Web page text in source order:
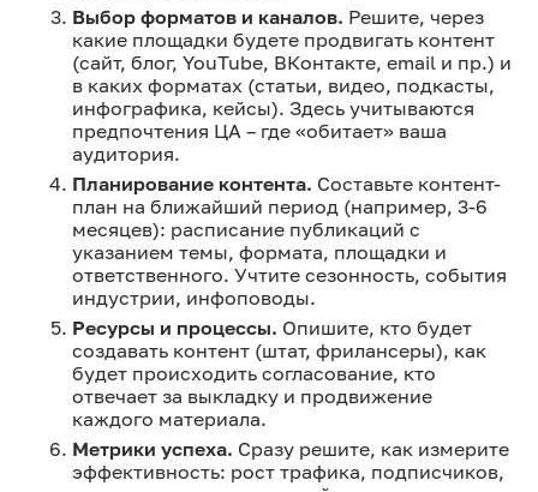
Выбор форматов и каналов. Решите, через
какие площадки будете продвигать контент
(сайт, блог, YouTube, ВКонтакте, email и пр.) и
в каких форматах (статьи, видео, подкасты,
инфографика, кейсы). Здесь учитываются
предпочтения ЦА – где «обитает» ваша
аудитория.
Планирование контента. Составьте контент-
план на ближайший период (например, 3-6
месяцев): расписание публикаций с
указанием темы, формата, площадки и
ответственного. Учтите сезонность, события
индустрии, инфоповоды.
Ресурсы и процессы. Опишите, кто будет
создавать контент (штат, фрилансеры), как
будет происходить согласование, кто
отвечает за выкладку и продвижение
каждого материала.
Метрики успеха. Сразу решите, как измерите
эффективность: рост трафика, подписчиков,